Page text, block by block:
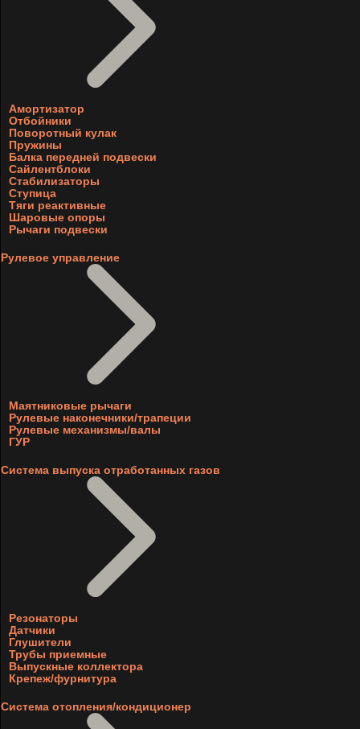
Амортизатор
Отбойники
Поворотный кулак
Пружины
Балка передней подвески
Сайлентблоки
Стабилизаторы
Ступица
Тяги реактивные
Шаровые опоры
Рычаги подвески
Рулевое управление
Маятниковые рычаги
Рулевые наконечники/трапеции
Рулевые механизмы/валы
ГУР
Система выпуска отработанных газов
Резонаторы
Датчики
Глушители
Трубы приемные
Выпускные коллектора
Крепеж/фурнитура
Система отопления/кондиционер